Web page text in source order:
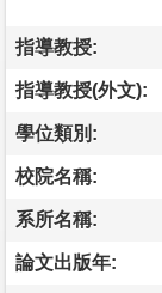
指導教授:
指導教授(外文):
學位類別:
校院名稱:
系所名稱:
論文出版年: